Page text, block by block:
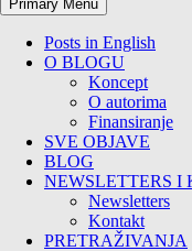
Primary Menu
Posts in English
O BLOGU
Koncept
O autorima
Finansiranje
SVE OBJAVE
BLOG
NEWSLETTERS I
Newsletters
Kontakt
PRETRAŽIVANJA